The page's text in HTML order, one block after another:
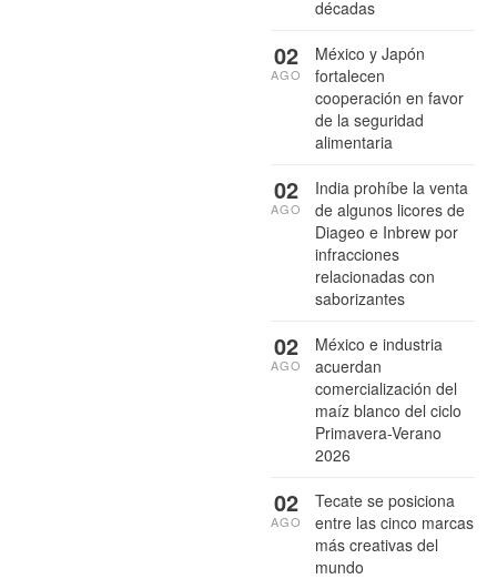
décadas
México y Japón
fortalecen
cooperación en favor
de la seguridad
alimentaria
02
AGO
India prohíbe la venta
de algunos licores de
Diageo e Inbrew por
infracciones
relacionadas con
saborizantes
02
AGO
México e industria
acuerdan
comercialización del
maíz blanco del ciclo
Primavera-Verano
2026
02
AGO
Tecate se posiciona
entre las cinco marcas
más creativas del
mundo
02
AGO